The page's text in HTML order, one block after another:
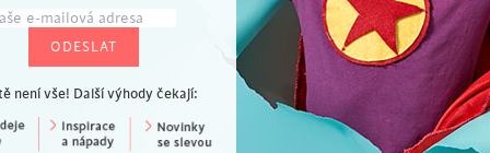
není vše! Další výhody čekají: